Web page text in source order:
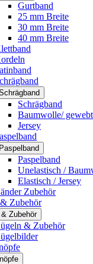
Gurtband
25 mm Breite
30 mm Breite
40 mm Breite
Schrägband
Baumwolle/ gewebt
Jersey
Paspelband
Paspelband
Unelastisch /
Elastisch / Jersey
Zubehör
Zubehör
Zubehör
& Zubehör